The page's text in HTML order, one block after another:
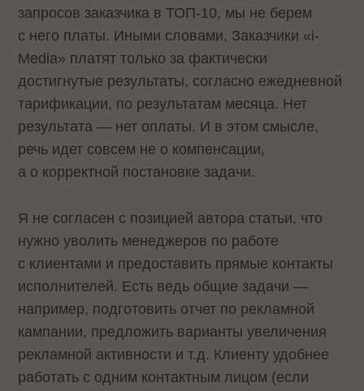
запросов заказчика в ТОП-10, мы не берем
с него платы. Иными словами, Заказчики «i-
Media» платят только за фактически
достигнутые результаты, согласно ежедневной
тарификации, по результатам месяца. Нет
результата — нет оплаты. И в этом смысле,
речь идет совсем не о компенсации,
а о корректной постановке задачи.
Я не согласен с позицией автора статьи, что
нужно уволить менеджеров по работе
с клиентами и предоставить прямые контакты
исполнителей. Есть ведь общие задачи —
например, подготовить отчет по рекламной
кампании, предложить варианты увеличения
рекламной активности и т.д. Клиенту удобнее
работать с одним контактным лицом (если